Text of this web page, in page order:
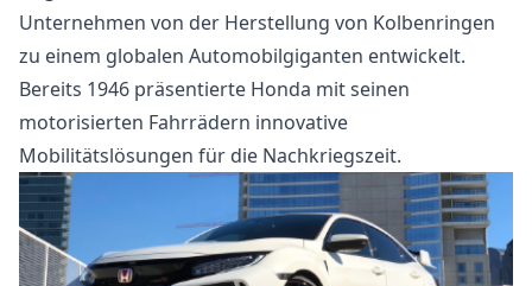
Unternehmen von der Herstellung von Kolbenringen
zu einem globalen Automobilgiganten entwickelt.
Bereits 1946 präsentierte Honda mit seinen
motorisierten Fahrrädern innovative
Mobilitätslösungen für die Nachkriegszeit.